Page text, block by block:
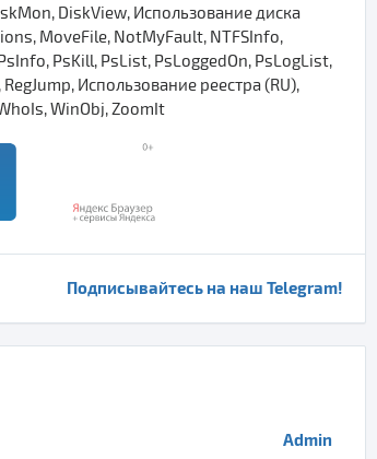
DiskView, Использование диска
MoveFile, NotMyFault, NTFSInfo,
PsKill, PsList, PsLoggedOn, PsLogList,
Использование реестра (RU),
WinObj, ZoomIt
Подписывайтесь на наш Telegram!
Admin